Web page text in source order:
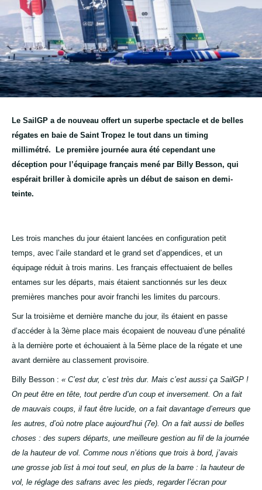
Le SailGP a de nouveau offert un superbe spectacle et de belles
régates en baie de Saint Tropez le tout dans un timing
millimétré.
Le première journée aura été cependant une
déception pour l’équipage français mené par Billy Besson, qui
espérait briller à domicile après un début de saison en demi-
teinte.
Les trois manches du jour étaient lancées en configuration petit
temps, avec l’aile standard et le grand set d’appendices, et un
équipage réduit à trois marins. Les français effectuaient de belles
entames sur les départs, mais étaient sanctionnés sur les deux
premières manches pour avoir franchi les limites du parcours.
Sur la troisième et dernière manche du jour, ils étaient en passe
d’accéder à la 3ème place mais écopaient de nouveau d’une pénalité
à la dernière porte et échouaient à la 5ème place de la régate et une
avant dernière au classement provisoire.
Billy Besson : « C’est dur, c’est très dur. Mais c’est aussi ça SailGP !
On peut être en tête, tout perdre d’un coup et inversement. On a fait
de mauvais coups, il faut être lucide, on a fait davantage d’erreurs que
les autres, d’où notre place aujourd’hui (7e). On a fait aussi de belles
choses : des supers départs, une meilleure gestion au fil de la journée
de la hauteur de vol. Comme nous n’étions que trois à bord, j’avais
une grosse job list à moi tout seul, en plus de la barre : la hauteur de
vol, le réglage des safrans avec les pieds, regarder l’écran pour